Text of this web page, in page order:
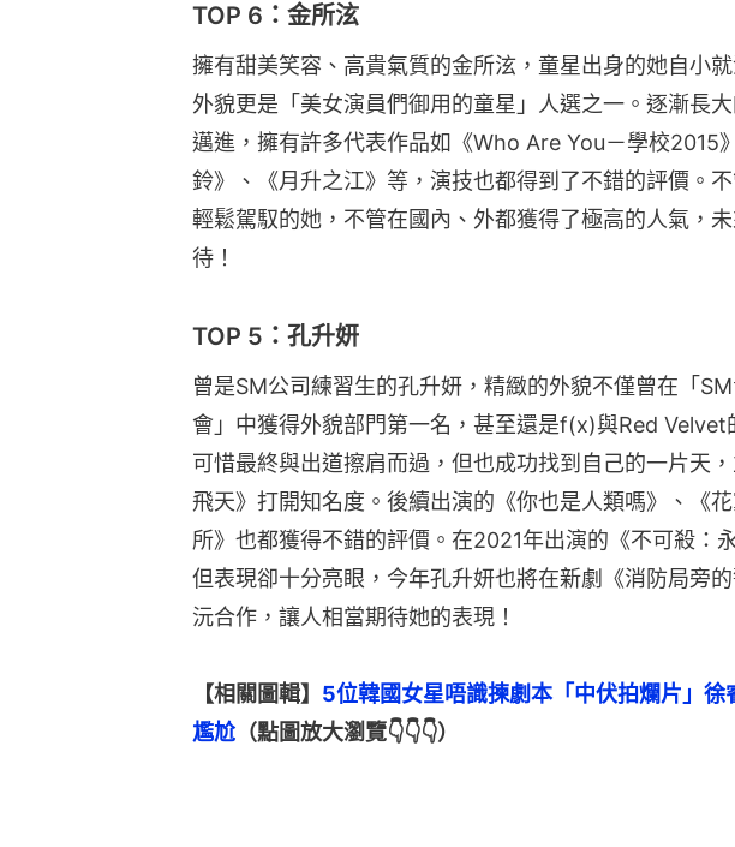
TOP 6：金所泫
擁有甜美笑容、高貴氣質的金所泫，童星出身的她自小
外貌更是「美女演員們御用的童星」人選之一。逐漸長
邁進，擁有許多代表作品如《Who Are You－學校2015
鈴》、《月升之江》等，演技也都得到了不錯的評價。
輕鬆駕馭的她，不管在國內、外都獲得了極高的人氣，
待！
TOP 5：孔升妍
曾是SM公司練習生的孔升妍，精緻的外貌不僅曾在「
會」中獲得外貌部門第一名，甚至還是f(x)與Red Velvet
可惜最終與出道擦肩而過，但也成功找到自己的一片天
飛天》打開知名度。後續出演的《你也是人類嗎》、《
所》也都獲得不錯的評價。在2021年出演的《不可殺：
但表現卻十分亮眼，今年孔升妍也將在新劇《消防局旁
沅合作，讓人相當期待她的表現！
【相關圖輯】 5位韓國女星唔識揀劇本「中伏拍爛片」徐
尷尬 （點圖放大瀏覽👇👇👇）